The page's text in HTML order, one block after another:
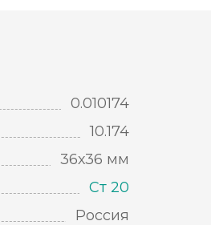
0.010174
10.174
36х36 мм
Ст 20
Россия